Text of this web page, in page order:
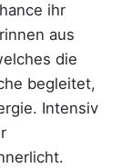
ihr
aus
die
begleitet,
Intensiv